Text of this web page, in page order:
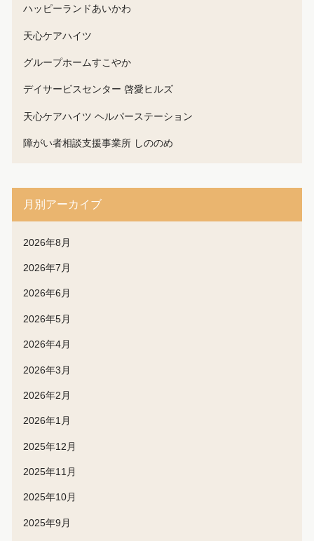
ハッピーランドあいかわ
天心ケアハイツ
グループホームすこやか
デイサービスセンター 啓愛ヒルズ
天心ケアハイツ ヘルパーステーション
障がい者相談支援事業所 しののめ
月別アーカイブ
2026年8月
2026年7月
2026年6月
2026年5月
2026年4月
2026年3月
2026年2月
2026年1月
2025年12月
2025年11月
2025年10月
2025年9月